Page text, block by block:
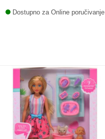
011 438 1 000
Dostupno za Online poručivanje